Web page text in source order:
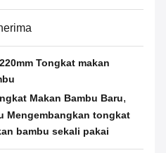
Tongkat makan
Makan Bambu Baru,
Mengembangkan tongkat
bambu sekali pakai